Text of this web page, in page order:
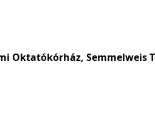
Oktatókórház, Semmelweis